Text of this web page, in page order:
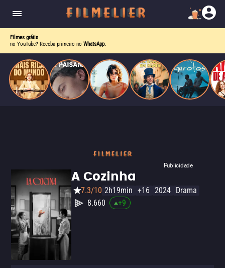
Filmes grátis
no YouTube? Receba primeiro no WhatsApp.
Publicidade
A Cozinha
7.3/10 2h19min +16 2024 Drama
8.660
+9
do
Mundo